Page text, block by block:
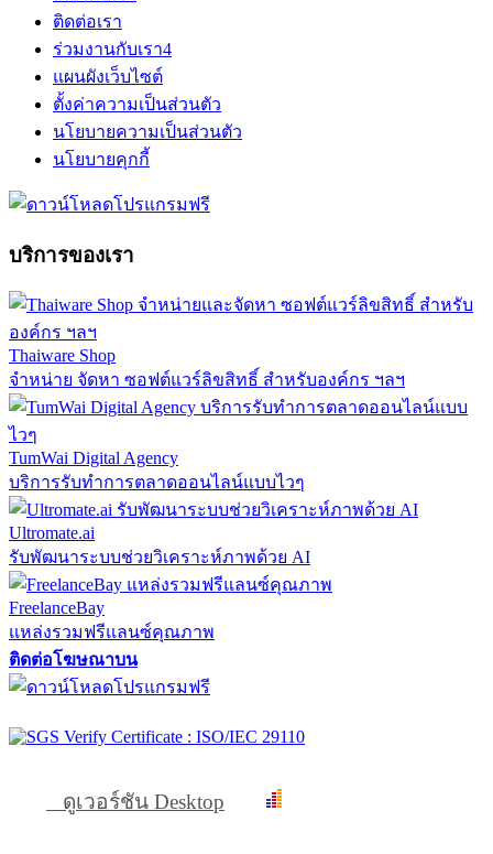
ติดต่อเรา
ร่วมงานกับเรา4
แผนผังเว็บไซต์
ตั้งค่าความเป็นส่วนตัว
นโยบายความเป็นส่วนตัว
นโยบายคุกกี้
บริการของเรา
Thaiware Shop
จำหน่าย จัดหา ซอฟต์แวร์ลิขสิทธิ์ สำหรับองค์กร ฯลฯ
TumWai Digital Agency
บริการรับทำการตลาดออนไลน์แบบไวๆ
Ultromate.ai
รับพัฒนาระบบช่วยวิเคราะห์ภาพด้วย AI
FreelanceBay
แหล่งรวมฟรีแลนซ์คุณภาพ
ติดต่อโฆษณาบน
ดูเวอร์ชัน Desktop